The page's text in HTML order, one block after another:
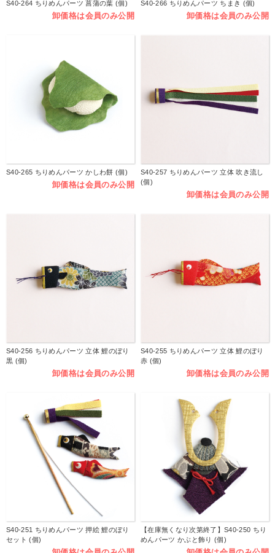
S40-264 ちりめんパーツ 菖蒲の葉 (個)
卸価格は会員のみ公開
S40-266 ちりめんパーツ ちまき (個)
卸価格は会員のみ公開
S40-265 ちりめんパーツ かしわ餅 (個)
卸価格は会員のみ公開
S40-257 ちりめんパーツ 立体 吹き流し
(個)
卸価格は会員のみ公開
S40-256 ちりめんパーツ 立体 鯉のぼり
黒 (個)
卸価格は会員のみ公開
S40-255 ちりめんパーツ 立体 鯉のぼり
赤 (個)
卸価格は会員のみ公開
S40-251 ちりめんパーツ 押絵 鯉のぼり
セット (個)
【在庫無くなり次第終了】S40-250 ちり
めんパーツ かぶと飾り (個)